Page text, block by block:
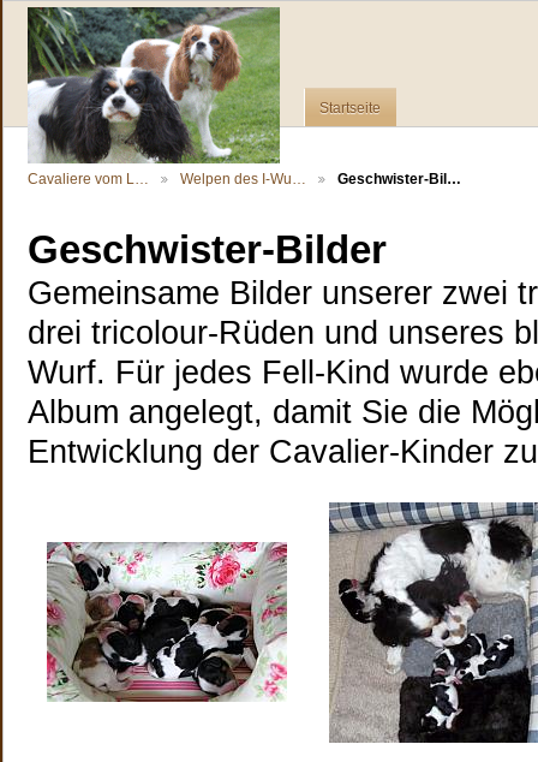
Startseite
Cavaliere vom L… Welpen des I-Wu… Geschwister-Bil…
Geschwister-Bilder
Gemeinsame Bilder unserer zwei
drei tricolour-Rüden und unseres
Wurf. Für jedes Fell-Kind wurde
Album angelegt, damit Sie die
Entwicklung der Cavalier-Kinder